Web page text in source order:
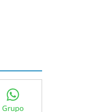
WhatsApp